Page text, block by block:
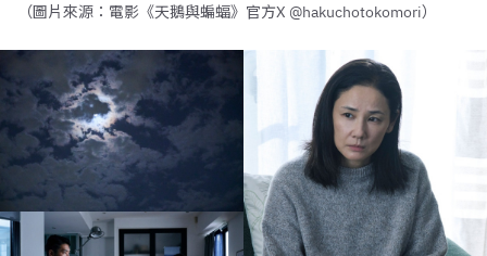
（圖片來源：電影《天鵝與蝙蝠》官方X @hakuchotokomori）